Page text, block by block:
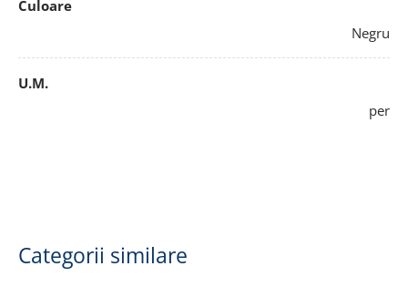
Culoare
Negru
U.M.
per
Categorii similare